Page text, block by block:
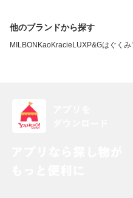
他のブランドから探す
MILBON KaoKracie LUXP&Gはぐくみ